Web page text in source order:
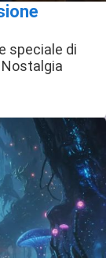
speciale di